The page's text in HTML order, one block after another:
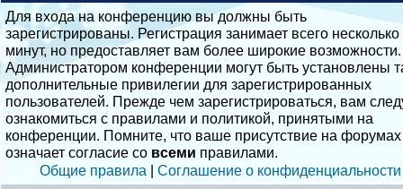
Для входа на конференцию вы должны быть
зарегистрированы. Регистрация занимает всего несколько
минут, но предоставляет вам более широкие возможности.
Администратором конференции могут быть установлены
дополнительные привилегии для зарегистрированных
пользователей. Прежде чем зарегистрироваться, вам
ознакомиться с правилами и политикой, принятыми на
конференции. Помните, что ваше присутствие на форумах
означает согласие со всеми правилами.
Общие правила | Соглашение о конфиденциальности